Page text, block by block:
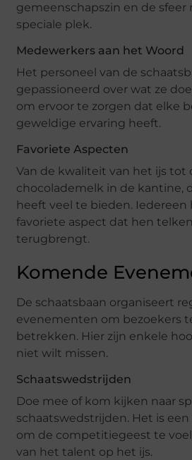
gemeenschapszin en de sfeer
speciale plek.
Medewerkers aan het Woord
Het personeel van de
gepassioneerd over wat ze
om ervoor te zorgen dat elke
geweldige ervaring heeft.
Favoriete Aspecten
Van de kwaliteit van het ijs tot
chocolademelk in de kantine,
heeft veel te bieden. Iedereen
favoriete aspect dat hen
terugbrengt.
Komende
De schaatsbaan organiseert
evenementen om bezoekers
betrekken. Hier zijn enkele
niet wilt missen.
Schaatswedstrijden
Doe mee of kom kijken naar
schaatswedstrijden. Het is
om de competitiegeest te
van het talent op het ijs.